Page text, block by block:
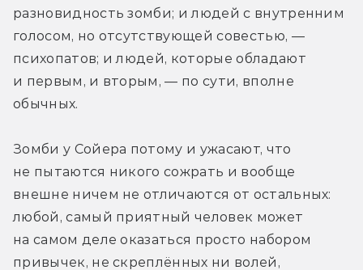
разновидность зомби; и людей с внутренним
голосом, но отсутствующей совестью, —
психопатов; и людей, которые обладают
и первым, и вторым, — по сути, вполне
обычных.
Зомби у Сойера потому и ужасают, что
не пытаются никого сожрать и вообще
внешне ничем не отличаются от остальных:
любой, самый приятный человек может
на самом деле оказаться просто набором
привычек, не скреплённых ни волей,